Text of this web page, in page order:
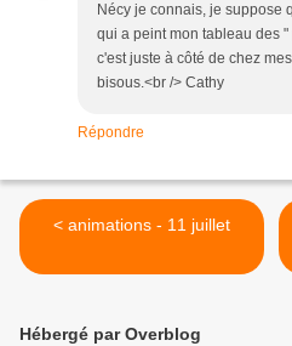
Nécy je connais, je suppose
qui a peint mon tableau des
c'est juste à côté de chez
bisous.<br /> Cathy
Répondre
< animations - 11 juillet
Hébergé par Overblog